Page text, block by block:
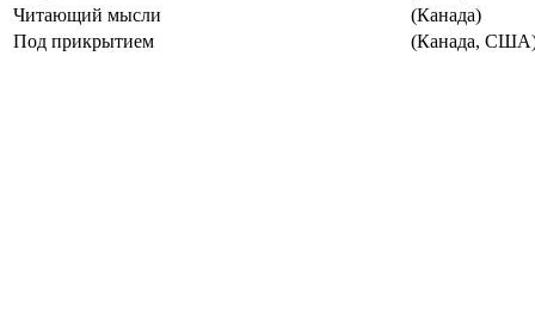
Читающий мысли
(Канада)
Под прикрытием
(Канада,